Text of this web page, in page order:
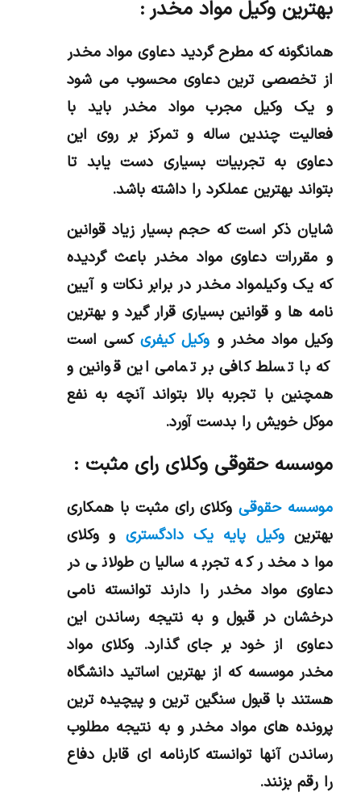
بهترین وکیل مواد مخدر :
همانگونه که مطرح گردید دعاوی مواد مخدر
از تخصصی ترین دعاوی محسوب می شود
و یک وکیل مجرب مواد مخدر باید با
فعالیت چندین ساله و تمرکز بر روی این
دعاوی به تجربیات بسیاری دست یابد تا
بتواند بهترین عملکرد را داشته باشد.
شایان ذکر است که حجم بسیار زیاد قوانین
و مقررات دعاوی مواد مخدر باعث گردیده
که یک وکیلمواد مخدر در برابر نکات و آیین
نامه ها و قوانین بسیاری قرار گیرد و بهترین
وکیل مواد مخدر و وکیل کیفریکسی است
که با تسلط کافی بر تمامی این قوانین و
همچنین با تجربه بالا بتواند آنچه به نفع
موکل خویش را بدست آورد.
موسسه حقوقی وکلای رای مثبت :
موسسه حقوقیوکلای رای مثبت با همکاری
بهترینوکیل پایه یک دادگستری و وکلای
مواد مخدر که تجربه سالیان طولانی در
دعاوی مواد مخدر را دارند توانسته نامی
درخشان در قبول و به نتیجه رساندن این
دعاوی از خود بر جای گذارد. وکلای مواد
مخدر موسسه که از بهترین اساتید دانشگاه
هستند با قبول سنگین ترین و پیچیده ترین
پرونده های مواد مخدر و به نتیجه مطلوب
رساندن آنها توانسته کارنامه ای قابل دفاع
را رقم بزنند.